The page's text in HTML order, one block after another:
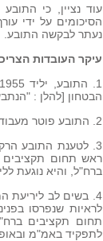
עוד נציין, כי
הסיכומים על ידי
נעתר לבקשה התובע.
עיקר העובדות
הבטחון [להלן :
2. התובע פוטר מעבודתו ביום 1/9/11.
ראש תחום תקציבים
ברח"ל, והיא נוגעת
4. בשים לב
לראיות שנפרסו
תחום תקציבים
לתפקיד באמ"מ